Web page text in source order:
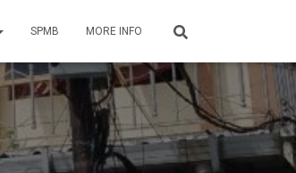
SPMB MORE INFO